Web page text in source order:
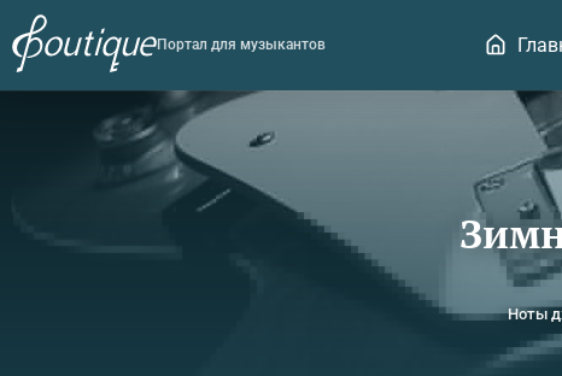
Портал для музыкантов
Ноты